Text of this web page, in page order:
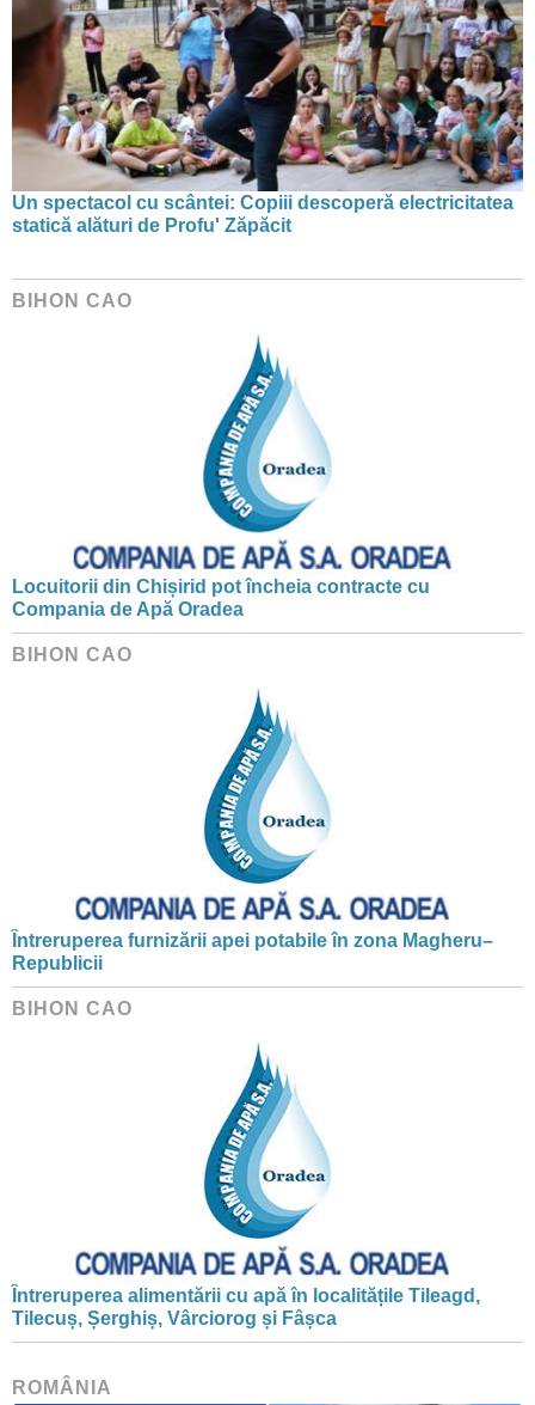
Un spectacol cu scântei: Copiii descoperă electricitatea
statică alături de Profu' Zăpăcit
BIHON CAO
Locuitorii din Chișirid pot încheia contracte cu
Compania de Apă Oradea
BIHON CAO
Întreruperea furnizării apei potabile în zona Magheru–
Republicii
BIHON CAO
Întreruperea alimentării cu apă în localitățile Tileagd,
Tilecuș, Șerghiș, Vârciorog și Fâșca
ROMÂNIA